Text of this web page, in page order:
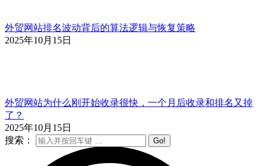
外贸网站排名波动背后的算法逻辑与恢复策略
2025年10月15日
外贸网站为什么刚开始收录很快，一个月后收录和排名又掉
了？
2025年10月15日
搜索：